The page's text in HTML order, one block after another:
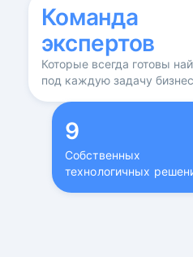
Команда
экспертов
Которые всегда готовы
под каждую задачу
9
Собственных
технологичных